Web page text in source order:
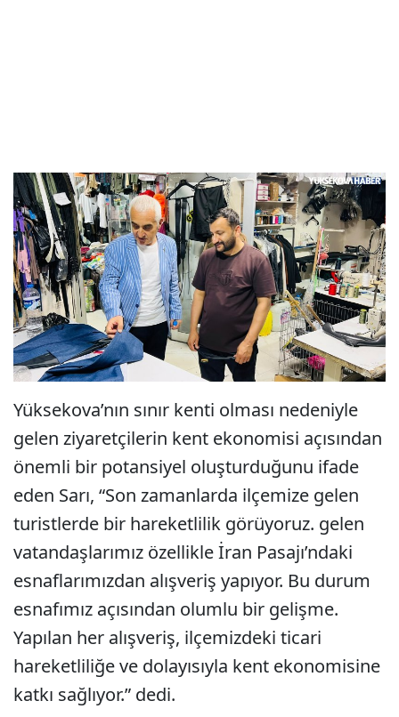
Yüksekova’nın sınır kenti olması nedeniyle
gelen ziyaretçilerin kent ekonomisi açısından
önemli bir potansiyel oluşturduğunu ifade
eden Sarı, “Son zamanlarda ilçemize gelen
turistlerde bir hareketlilik görüyoruz. gelen
vatandaşlarımız özellikle İran Pasajı’ndaki
esnaflarımızdan alışveriş yapıyor. Bu durum
esnafımız açısından olumlu bir gelişme.
Yapılan her alışveriş, ilçemizdeki ticari
hareketliliğe ve dolayısıyla kent ekonomisine
katkı sağlıyor.” dedi.